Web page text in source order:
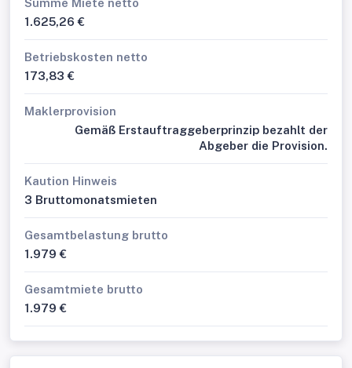
Summe Miete netto
1.625,26 €
Betriebskosten netto
173,83 €
Maklerprovision
Gemäß Erstauftraggeberprinzip bezahlt der
Abgeber die Provision.
Kaution Hinweis
3 Bruttomonatsmieten
Gesamtbelastung brutto
1.979 €
Gesamtmiete brutto
1.979 €